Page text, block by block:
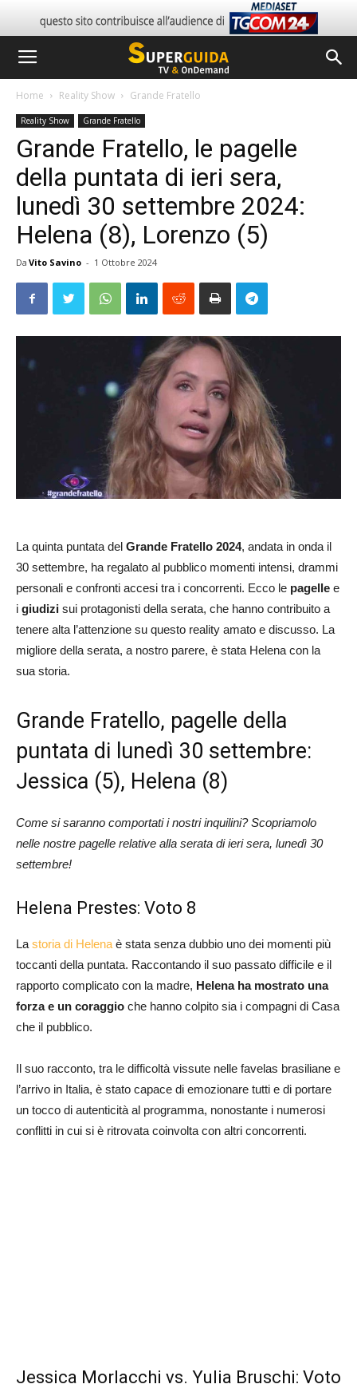
Home Reality Show Grande Fratello
Reality Show Grande Fratello
Grande Fratello, le pagelle
della puntata di ieri sera,
lunedì 30 settembre 2024:
Helena (8), Lorenzo (5)
Da Vito Savino - 1 Ottobre 2024
La quinta puntata del Grande Fratello 2024, andata in onda il
30 settembre, ha regalato al pubblico momenti intensi, drammi
personali e confronti accesi tra i concorrenti. Ecco le pagelle e
i giudizi sui protagonisti della serata, che hanno contribuito a
tenere alta l’attenzione su questo reality amato e discusso. La
migliore della serata, a nostro parere, è stata Helena con la
sua storia.
Grande Fratello, pagelle della
puntata di lunedì 30 settembre:
Jessica (5), Helena (8)
Come si saranno comportati i nostri inquilini? Scopriamolo
nelle nostre pagelle relative alla serata di ieri sera, lunedì 30
settembre!
Helena Prestes: Voto 8
La storia di Helena è stata senza dubbio uno dei momenti più
toccanti della puntata. Raccontando il suo passato difficile e il
rapporto complicato con la madre, Helena ha mostrato una
forza e un coraggio che hanno colpito sia i compagni di Casa
che il pubblico.
Il suo racconto, tra le difficoltà vissute nelle favelas brasiliane e
l’arrivo in Italia, è stato capace di emozionare tutti e di portare
un tocco di autenticità al programma, nonostante i numerosi
conflitti in cui si è ritrovata coinvolta con altri concorrenti.
Jessica Morlacchi vs. Yulia Bruschi: Voto